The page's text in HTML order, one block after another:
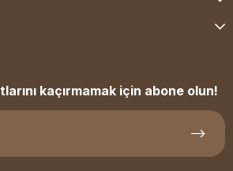
kaçırmamak için abone olun!